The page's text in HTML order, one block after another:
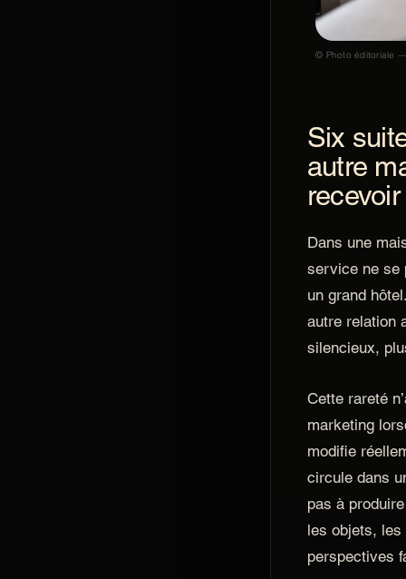
© Photo éditoriale
Six
autre
recevoir
Dans une
service ne se
un grand
autre relation
silencieux,
Cette rareté
marketing
modifie
circule dans
pas à
les objets,
perspectives